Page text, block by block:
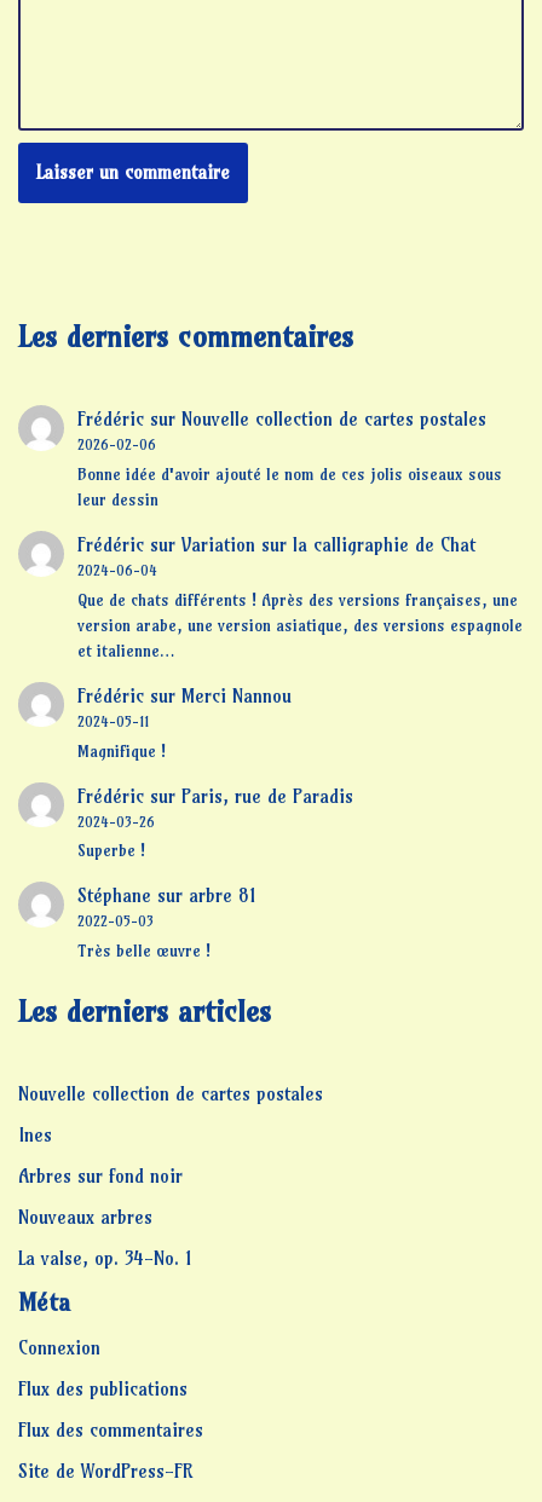
Les derniers commentaires
Frédéricsur Nouvelle collection de cartes postales
2026-02-06
Bonne idée d'avoir ajouté le nom de ces jolis oiseaux sous
leur dessin
Frédéricsur Variation sur la calligraphie de Chat
2024-06-04
Que de chats différents ! Après des versions françaises, une
version arabe, une version asiatique, des versions espagnole
et italienne…
Frédéricsur Merci Nannou
2024-05-11
Magnifique !
Frédéricsur Paris, rue de Paradis
2024-03-26
Superbe !
Stéphane sur arbre 81
2022-05-03
Très belle œuvre !
Les derniers articles
Nouvelle collection de cartes postales
Ines
Arbres sur fond noir
Nouveaux arbres
La valse, op. 34-No. 1
Méta
Connexion
Flux des publications
Flux des commentaires
Site de WordPress-FR